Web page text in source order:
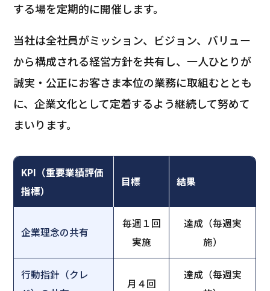
する場を定期的に開催します。
当社は全社員がミッション、ビジョン、バリュー
から構成される経営方針を共有し、一人ひとりが
誠実・公正にお客さま本位の業務に取組むととも
に、企業文化として定着するよう継続して努めて
まいります。
KPI（重要業績評価
指標）
目標 結果
企業理念の共有
毎週１回
実施
達成（毎週実
施）
行動指針（クレ
月４回
達成（毎週実